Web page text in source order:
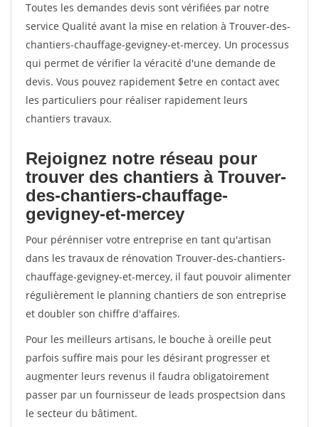
Toutes les demandes devis sont vérifiées par notre
service Qualité avant la mise en relation à Trouver-des-
chantiers-chauffage-gevigney-et-mercey. Un processus
qui permet de vérifier la véracité d'une demande de
devis. Vous pouvez rapidement $etre en contact avec
les particuliers pour réaliser rapidement leurs
chantiers travaux.
Rejoignez notre réseau pour
trouver des chantiers à Trouver-
des-chantiers-chauffage-
gevigney-et-mercey
Pour pérénniser votre entreprise en tant qu'artisan
dans les travaux de rénovation Trouver-des-chantiers-
chauffage-gevigney-et-mercey, il faut pouvoir alimenter
régulièrement le planning chantiers de son entreprise
et doubler son chiffre d'affaires.
Pour les meilleurs artisans, le bouche à oreille peut
parfois suffire mais pour les désirant progresser et
augmenter leurs revenus il faudra obligatoirement
passer par un fournisseur de leads prospectsion dans
le secteur du bâtiment.